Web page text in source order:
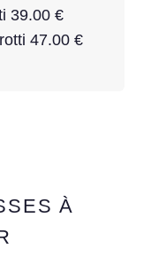
39.00 €
47.00 €
À